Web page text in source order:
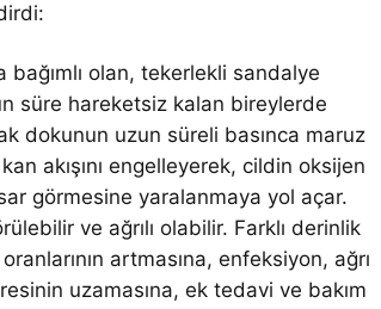
bağımlı olan, tekerlekli sandalye
süre hareketsiz kalan bireylerde
dokunun uzun süreli basınca maruz
akışını engelleyerek, cildin oksijen
görmesine yaralanmaya yol açar.
ve ağrılı olabilir. Farklı derinlik
artmasına, enfeksiyon, ağrı
uzamasına, ek tedavi ve bakım